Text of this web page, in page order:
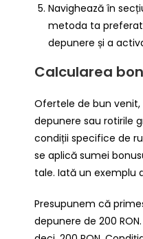
Navighează în
metoda ta
depunere și a
Calcularea
Ofertele de bun
depunere sau rotirile
condiții specifice de
se aplică sumei
tale. Iată un exemplu
Presupunem că
depunere de 200